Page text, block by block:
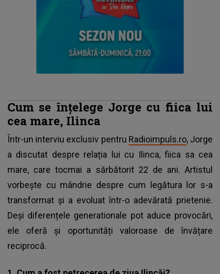
Cum se înțelege Jorge cu fiica lui
cea mare, Ilinca
Într-un interviu exclusiv pentru Radioimpuls.ro, Jorge
a discutat despre relația lui cu Ilinca, fiica sa cea
mare, care tocmai a sărbătorit 22 de ani. Artistul
vorbește cu mândrie despre cum legătura lor s-a
transformat și a evoluat într-o adevărată prietenie.
Deși diferențele generationale pot aduce provocări,
ele oferă și oportunități valoroase de învățare
reciprocă.